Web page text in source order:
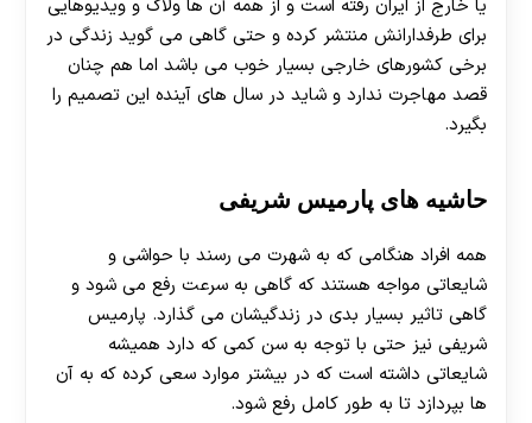
یا خارج از ایران رفته است و از همه آن ها ولاگ و ویدیوهایی
برای طرفدارانش منتشر کرده و حتی گاهی می گوید زندگی در
برخی کشورهای خارجی بسیار خوب می باشد اما هم چنان
قصد مهاجرت ندارد و شاید در سال های آینده این تصمیم را
بگیرد.
حاشیه های پارمیس شریفی
همه افراد هنگامی که به شهرت می رسند با حواشی و
شایعاتی مواجه هستند که گاهی به سرعت رفع می شود و
گاهی تاثیر بسیار بدی در زندگیشان می گذارد. پارمیس
شریفی نیز حتی با توجه به سن کمی که دارد همیشه
شایعاتی داشته است که در بیشتر موارد سعی کرده که به آن
ها بپردازد تا به طور کامل رفع شود.